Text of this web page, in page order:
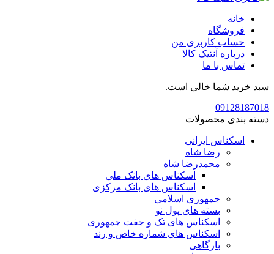
خانه
فروشگاه
حساب کاربری من
درباره آنتیک کالا
تماس با ما
سبد خرید شما خالی است.
09128187018
دسته بندی محصولات
اسکناس ایرانی
رضا شاه
محمدرضا شاه
اسکناس های بانک ملی
اسکناس های بانک مرکزی
جمهوری اسلامی
بسته های پول نو
اسکناس های تک و جفت جمهوری
اسکناس های شماره خاص و رند
بارگاهی